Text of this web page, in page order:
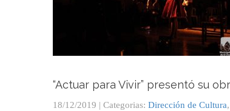
“Actuar para Vivir” presentó su
18/12/2019 | Categorias: Dirección de Cultura,